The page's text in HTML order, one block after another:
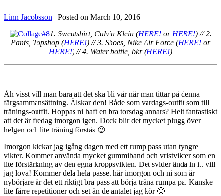
Linn Jacobsson | Posted on March 10, 2016 |
1. Sweatshirt, Calvin Klein (HERE!or HERE!) // 2.
Pants, Topshop (HERE!) // 3. Shoes, Nike Air Force (HERE! or
HERE!) // 4. Water bottle, bkr (HERE!)
Åh visst vill man bara att det ska bli vår när man tittar på denna
färgsammansättning. Älskar den! Både som vardags-outfit som till
tränings-outfit. Hoppas ni haft en bra torsdag annars? Helt fantastiskt
att det är fredag imorgon igen. Dock blir det mycket plugg över
helgen och lite träning förstås 😉
Imorgon kickar jag igång dagen med ett rump pass utan tyngre
vikter. Kommer använda mycket gummiband och vristvikter som en
lite förstärkning av den egna kroppsvikten. Det svider ända in i.. vill
jag lova! Kommer dela hela passet här imorgon och ni som är
nybörjare är det ett riktigt bra pass att börja träna rumpa på. Kanske
lite färre repetitioner och set än de antalet jag kör 🙂